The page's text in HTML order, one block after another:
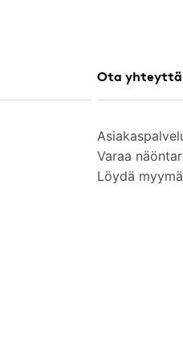
Ota yhteyttä
Varaa
Löydä
Express